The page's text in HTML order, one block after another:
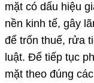
mặt có dấu hiệu
nền kinh tế, gây
để trốn thuế, rửa
luật. Để tiếp tục
mặt theo đúng